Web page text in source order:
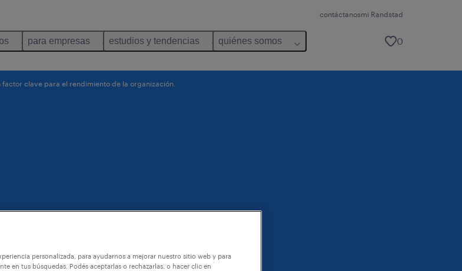
contáctanosmi Randstad
para empresas estudios y tendencias quiénes somos 0
clave para el rendimiento de la organización.
personalizada, para ayudarnos a mejorar nuestro sitio web y para
en tus búsquedas. Podés aceptarlas o rechazarlas, o hacer clic en